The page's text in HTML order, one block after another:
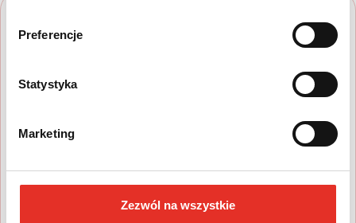
Preferencje
Statystyka
Marketing
Zezwól na wszystkie
Zapoznaj się z nasza ofertą, aby wybrać
oczekiwania